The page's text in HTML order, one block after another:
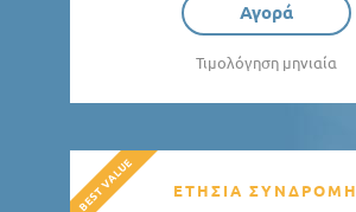
Αγορά
Τιμολόγηση μηνιαία
ΕΤΗΣΙΑ ΣΥΝΔΡΟΜΗ